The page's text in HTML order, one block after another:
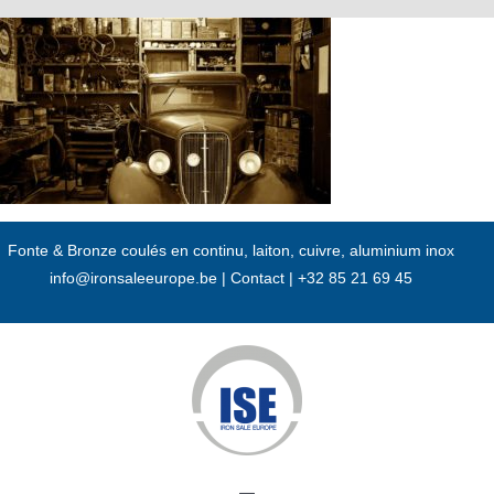
Passer
au
contenu
Fonte & Bronze coulés en continu, laiton, cuivre, aluminium inox
info@ironsaleeurope.be| Contact | +32 85 21 69 45